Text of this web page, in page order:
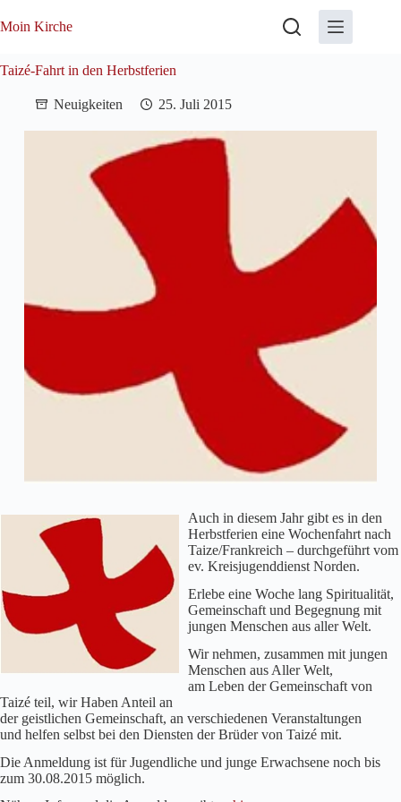
Inhalt
Moin Kirche
Taizé-Fahrt in den Herbstferien
Neuigkeiten 25. Juli 2015
Auch in diesem Jahr gibt es in den
Herbstferien eine Wochenfahrt nach
Taize/Frankreich – durchgeführt vom
ev. Kreisjugenddienst Norden.
Erlebe eine Woche lang Spiritualität,
Gemeinschaft und Begegnung mit
jungen Menschen aus aller Welt.
Wir nehmen, zusammen mit jungen
Menschen aus Aller Welt,
am Leben der Gemeinschaft von
Taizé teil, wir Haben Anteil an
der geistlichen Gemeinschaft, an verschiedenen Veranstaltungen
und helfen selbst bei den Diensten der Brüder von Taizé mit.
Die Anmeldung ist für Jugendliche und junge Erwachsene noch bis
zum 30.08.2015 möglich.